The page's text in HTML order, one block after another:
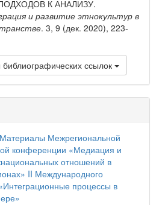
К АНАЛИЗУ.
и развитие этнокультур в
. 3, 9 (дек. 2020), 223-
ссылок
Межрегиональной
конференции «Медиация и
отношений в
II Международного
процессы в